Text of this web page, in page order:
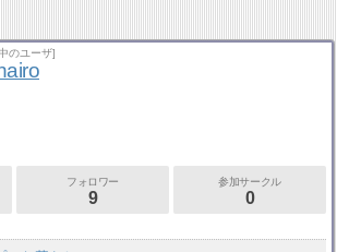
のユーザ]
フォロワー
9
参加サークル
0